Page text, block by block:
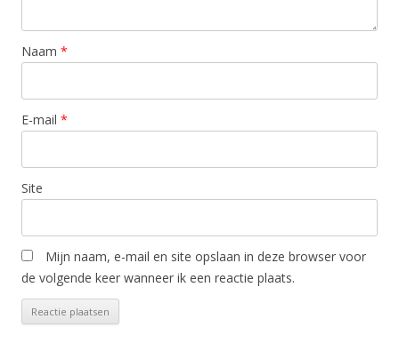
Naam *
E-mail *
Site
Mijn naam, e-mail en site opslaan in deze browser voor
de volgende keer wanneer ik een reactie plaats.